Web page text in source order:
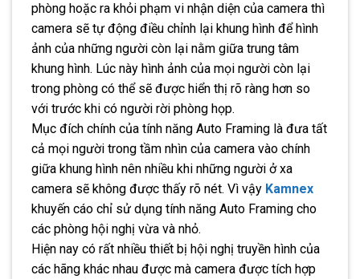
phòng hoặc ra khỏi phạm vi nhận diện của camera thì
camera sẽ tự động điều chỉnh lại khung hình để hình
ảnh của những người còn lại nằm giữa trung tâm
khung hình. Lúc này hình ảnh của mọi người còn lại
trong phòng có thể sẽ được hiển thị rõ ràng hơn so
với trước khi có người rời phòng họp.
Mục đích chính của tính năng Auto Framing là đưa tất
cả mọi người trong tầm nhìn của camera vào chính
giữa khung hình nên nhiều khi những người ở xa
camera sẽ không được thấy rõ nét. Vì vậy Kamnex
khuyến cáo chỉ sử dụng tính năng Auto Framing cho
các phòng hội nghị vừa và nhỏ.
Hiện nay có rất nhiều thiết bị hội nghị truyền hình của
các hãng khác nhau được mà camera được tích hợp